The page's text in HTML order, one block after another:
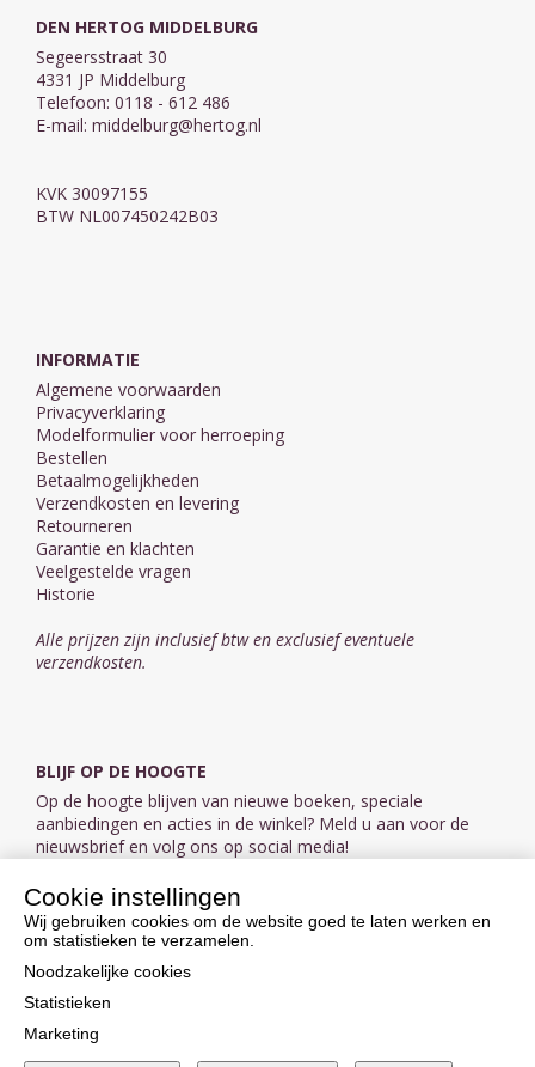
DEN HERTOG MIDDELBURG
Segeersstraat 30
4331 JP Middelburg
Telefoon: 0118 - 612 486
E-mail: middelburg@hertog.nl
KVK 30097155
BTW NL007450242B03
INFORMATIE
Algemene voorwaarden
Privacyverklaring
Modelformulier voor herroeping
Bestellen
Betaalmogelijkheden
Verzendkosten en levering
Retourneren
Garantie en klachten
Veelgestelde vragen
Historie
Alle prijzen zijn inclusief btw en exclusief eventuele
verzendkosten.
BLIJF OP DE HOOGTE
Op de hoogte blijven van nieuwe boeken, speciale
aanbiedingen en acties in de winkel? Meld u aan voor de
nieuwsbrief en volg ons op social media!
Aanmelden nieuwsbrief
VOLG ONS OP SOCIAL MEDIA
Cookie instellingen
Wij gebruiken cookies om de website goed te laten werken en
om statistieken te verzamelen.
Noodzakelijke cookies
Statistieken
Marketing